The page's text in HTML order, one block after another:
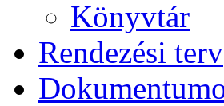
Könyvtár
Rendezési terv